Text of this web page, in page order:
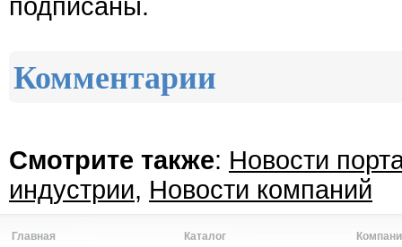
подписаны.
Комментарии
Смотрите также: Новости
индустрии, Новости компаний
Главная
Каталог